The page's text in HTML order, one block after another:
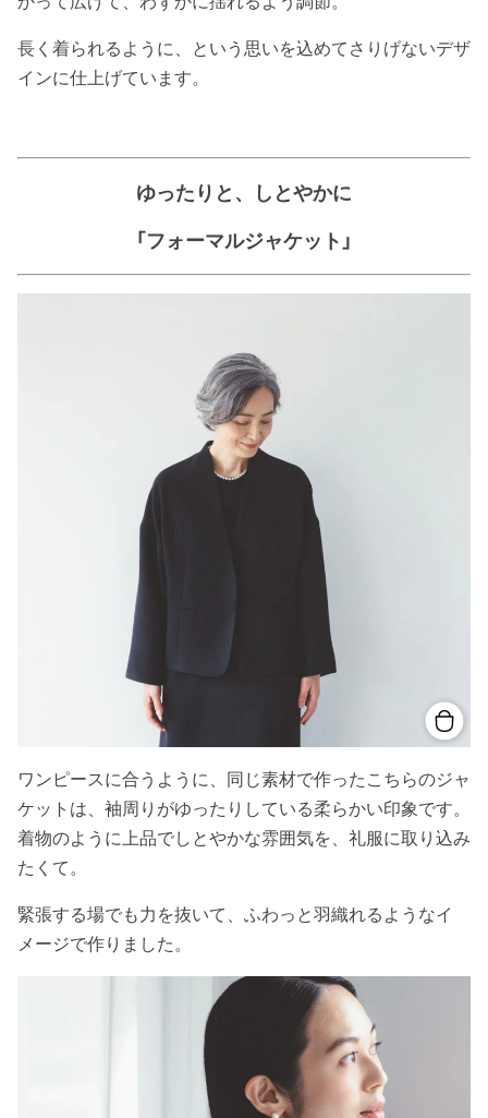
長く着られるように、という思いを込めてさりげないデザ
インに仕上げています。
ゆったりと、しとやかに
「フォーマルジャケット」
ワンピースに合うように、同じ素材で作ったこちらのジャ
ケットは、袖周りがゆったりしている柔らかい印象です。
着物のように上品でしとやかな雰囲気を、礼服に取り込み
たくて。
緊張する場でも力を抜いて、ふわっと羽織れるようなイ
メージで作りました。